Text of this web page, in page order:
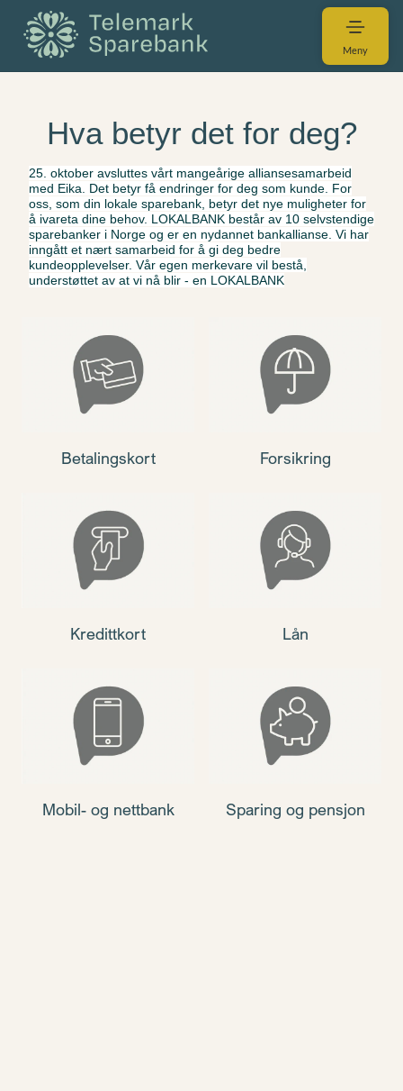
Meny
Hva betyr det for deg?
25. oktober avsluttes vårt mangeårige alliansesamarbeid
med Eika. Det betyr få endringer for deg som kunde. For
oss, som din lokale sparebank, betyr det nye muligheter for
å ivareta dine behov. LOKALBANK består av 10 selvstendige
sparebanker i Norge og er en nydannet bankallianse. Vi har
inngått et nært samarbeid for å gi deg bedre
kundeopplevelser. Vår egen merkevare vil bestå,
understøttet av at vi nå blir - en LOKALBANK
Betalingskort Forsikring
Kredittkort Lån
Mobil- og nettbank Sparing og pensjon